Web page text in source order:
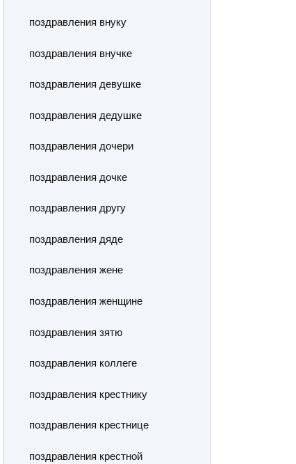
поздравления внуку
поздравления внучке
поздравления девушке
поздравления дедушке
поздравления дочери
поздравления дочке
поздравления другу
поздравления дяде
поздравления жене
поздравления женщине
поздравления зятю
поздравления коллеге
поздравления крестнику
поздравления крестнице
поздравления крестной